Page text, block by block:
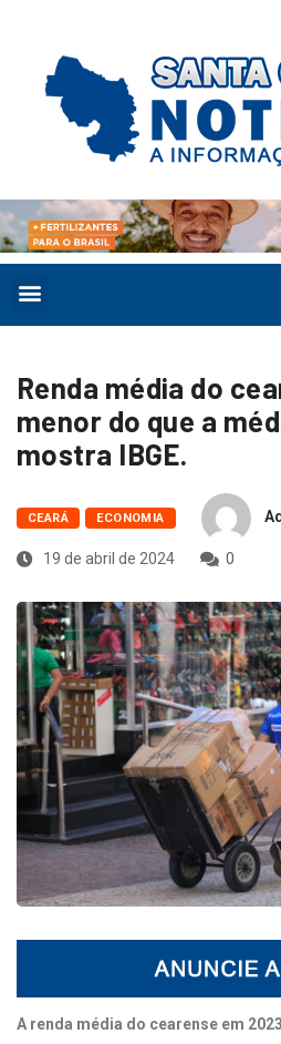
Renda média do
menor do que a
mostra IBGE.
CEARÁ ECONOMIA
19 de abril de 2024 0
A renda média do cearense em